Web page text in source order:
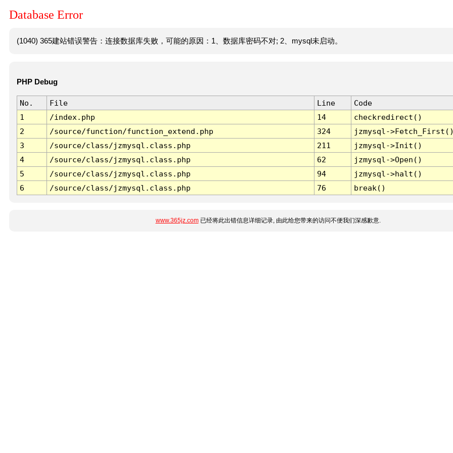
Database Error
(1040) 365建站错误警告：连接数据库失败，可能的原因：1、数据库密码不对; 2、mysql未启动。
PHP Debug
No. File Line
Code
1
/index.php 14
checkredirect()
2
/source/function/function_extend.php 324
jzmysql-
3
/source/class/jzmysql.class.php 211
jzmysql->Init()
4
/source/class/jzmysql.class.php 62
jzmysql->Open()
5
/source/class/jzmysql.class.php 94
jzmysql->halt()
6
/source/class/jzmysql.class.php 76 break()
www.365jz.com已经将此出错信息详细记录, 由此给您带来的访问不便我们深感歉意.